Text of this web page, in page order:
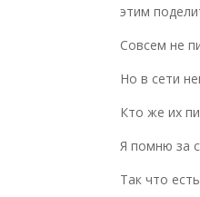
этим
Совсем не
Но в сети
Кто же их
Я помню за
Так что